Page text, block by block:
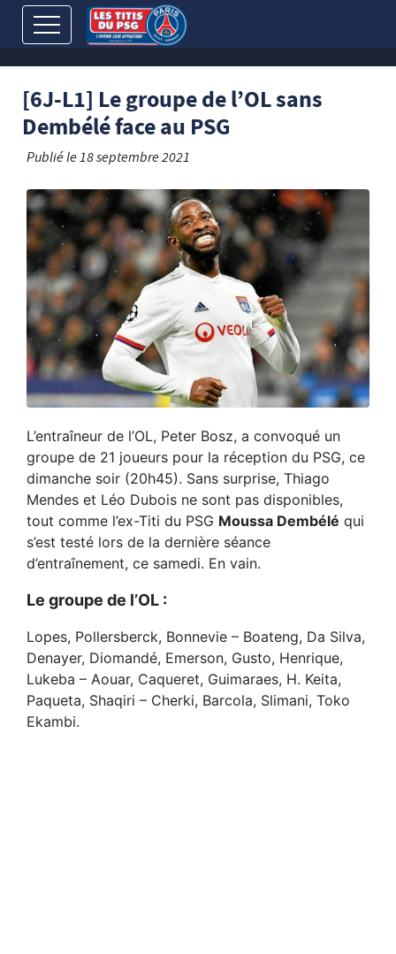
[6J-L1] Le groupe de l’OL sans
Dembélé face au PSG
Publié le18 septembre 2021
L’entraîneur de l’OL, Peter Bosz, a convoqué un
groupe de 21 joueurs pour la réception du PSG, ce
dimanche soir (20h45). Sans surprise, Thiago
Mendes et Léo Dubois ne sont pas disponibles,
tout comme l’ex-Titi du PSG Moussa Dembélé qui
s’est testé lors de la dernière séance
d’entraînement, ce samedi. En vain.
Le groupe de l’OL :
Lopes, Pollersberck, Bonnevie – Boateng, Da Silva,
Denayer, Diomandé, Emerson, Gusto, Henrique,
Lukeba – Aouar, Caqueret, Guimaraes, H. Keita,
Paqueta, Shaqiri – Cherki, Barcola, Slimani, Toko
Ekambi.